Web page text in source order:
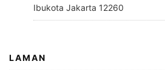
Ibukota Jakarta 12260
LAMAN